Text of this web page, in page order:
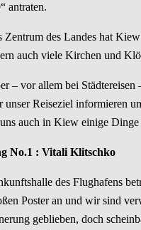
antraten.
Zentrum des Landes hat
auch viele Kirchen und
– vor allem bei
unser Reiseziel informieren
auch in Kiew einige Dinge
No.1 : Vitali Klitschko
des Flughafens
Poster an und wir sind
geblieben, doch